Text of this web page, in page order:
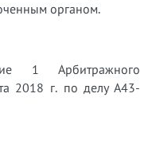
органом.
1 Арбитражного
2018 г. по делу А43-